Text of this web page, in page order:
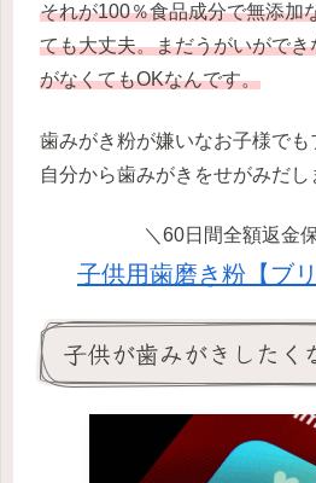
それが100％食品成分で無添加
ても大丈夫。まだうがいがで
がなくてもOKなんです。
歯みがき粉が嫌いなお子様でも
自分から歯みがきをせがみだし
＼60日間全額返金
子供用歯磨き粉【ブ
子供が歯みがきしたく